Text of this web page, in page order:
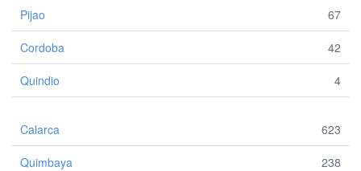
Pijao 67
Cordoba 42
Quindio 4
Calarca 623
Quimbaya 238